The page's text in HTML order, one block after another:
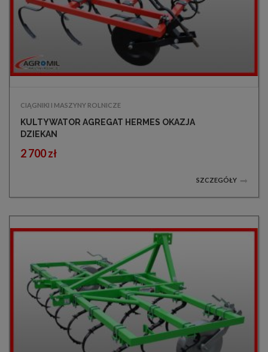
CIĄGNIKI I MASZYNY ROLNICZE
KULTYWATOR AGREGAT HERMES OKAZJA
DZIEKAN
2 700 zł
SZCZEGÓŁY